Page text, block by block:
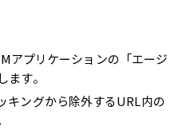
アプリケーションの「エージ
す。
キングから除外するURL内の